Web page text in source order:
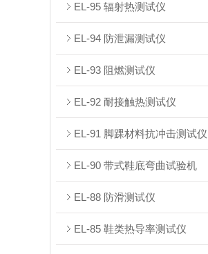
EL-95 辐射热测试仪
EL-94 防泄漏测试仪
EL-93 阻燃测试仪
EL-92 耐接触热测试仪
EL-91 脚踝材料抗冲击测试仪
EL-90 带式鞋底弯曲试验机
EL-88 防滑测试仪
EL-85 鞋类热导率测试仪